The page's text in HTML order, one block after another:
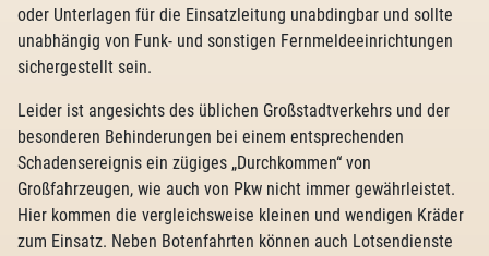
oder Unterlagen für die Einsatzleitung unabdingbar und sollte
unabhängig von Funk- und sonstigen Fernmeldeeinrichtungen
sichergestellt sein.
Leider ist angesichts des üblichen Großstadtverkehrs und der
besonderen Behinderungen bei einem entsprechenden
Schadensereignis ein zügiges „Durchkommen“ von
Großfahrzeugen, wie auch von Pkw nicht immer gewährleistet.
Hier kommen die vergleichsweise kleinen und wendigen Kräder
zum Einsatz. Neben Botenfahrten können auch Lotsendienste